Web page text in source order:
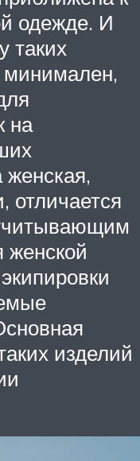
одежде. И
таких
минимален,
на
женская,
отличается
женской
изделий